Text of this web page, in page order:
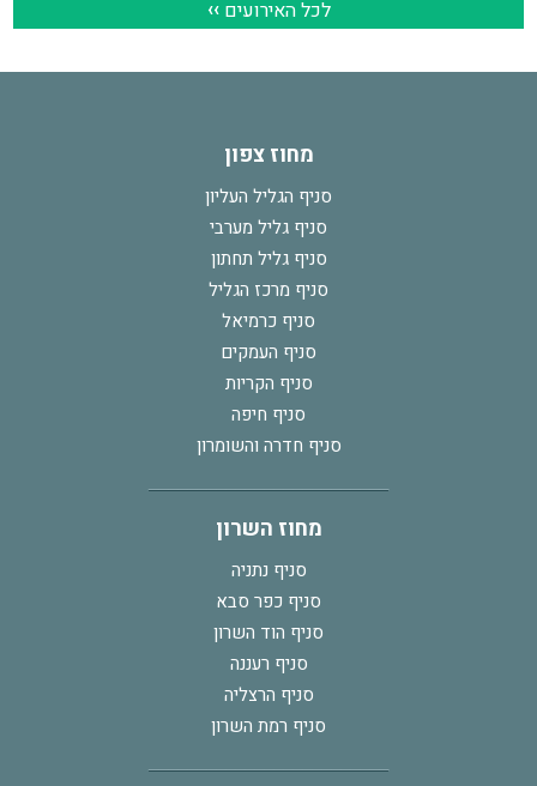
מחוז צפון
סניף הגליל העליון
סניף גליל מערבי
סניף גליל תחתון
סניף מרכז הגליל
סניף כרמיאל
סניף העמקים
סניף הקריות
סניף חיפה
סניף חדרה והשומרון
מחוז השרון
סניף נתניה
סניף כפר סבא
סניף הוד השרון
סניף רעננה
סניף הרצליה
סניף רמת השרון